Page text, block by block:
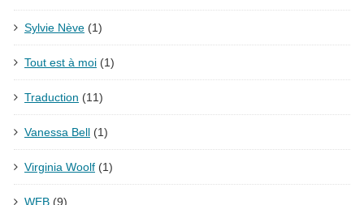
Sylvie Nève (1)
Tout est à moi (1)
Traduction (11)
Vanessa Bell (1)
Virginia Woolf (1)
WEB (9)